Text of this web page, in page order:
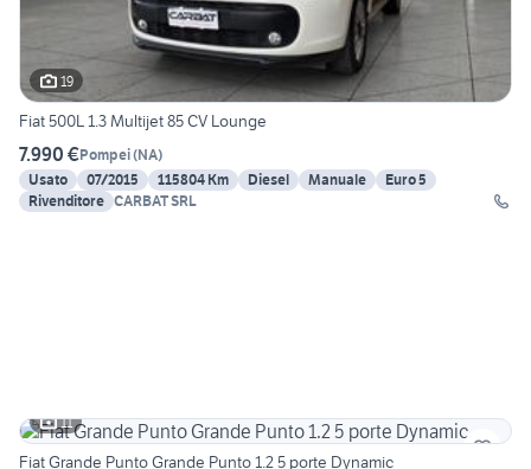
19
Fiat 500L 1.3 Multijet 85 CV Lounge
7.990 €Pompei(NA)
Usato
07/2015 115804 Km Diesel Manuale
Euro 5
Rivenditore CARBAT SRL
11
Fiat Grande Punto Grande Punto 1.2 5 porte Dynamic